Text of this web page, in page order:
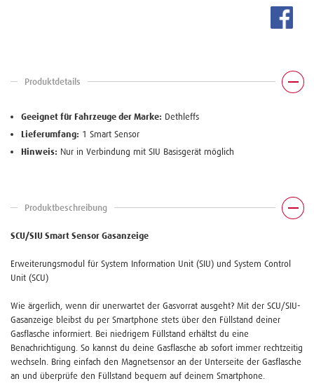
Produktdetails
Geeignet für Fahrzeuge der Marke: Dethleffs
Lieferumfang: 1 Smart Sensor
Hinweis: Nur in Verbindung mit SIU Basisgerät möglich
Produktbeschreibung
SCU/SIU Smart Sensor Gasanzeige
Erweiterungsmodul für System Information Unit (SIU) und System Control
Unit (SCU)
Wie ärgerlich, wenn dir unerwartet der Gasvorrat ausgeht? Mit der SCU/SIU-
Gasanzeige bleibst du per Smartphone stets über den Füllstand deiner
Gasflasche informiert. Bei niedrigem Füllstand erhältst du eine
Benachrichtigung. So kannst du deine Gasflasche ab sofort immer rechtzeitig
wechseln. Bring einfach den Magnetsensor an der Unterseite der Gasflasche
an und überprüfe den Füllstand bequem auf deinem Smartphone.